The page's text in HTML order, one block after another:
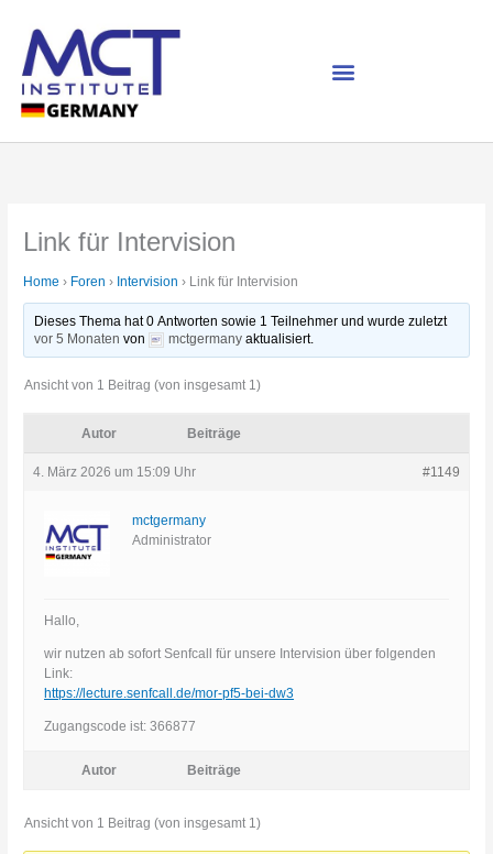
Inhalt
springen
Link für Intervision
Home › Foren › Intervision › Link für Intervision
Dieses Thema hat 0 Antworten sowie 1 Teilnehmer und wurde zuletzt
vor 5 Monaten von mctgermany aktualisiert.
Ansicht von 1 Beitrag (von insgesamt 1)
Autor Beiträge
4. März 2026 um 15:09 Uhr #1149
mctgermany
Administrator
Hallo,
wir nutzen ab sofort Senfcall für unsere Intervision über folgenden
Link:
https://lecture.senfcall.de/mor-pf5-bei-dw3
Zugangscode ist: 366877
Autor Beiträge
Ansicht von 1 Beitrag (von insgesamt 1)